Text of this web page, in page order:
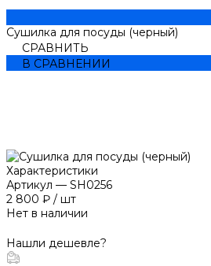
Сушилка для посуды (черный)
СРАВНИТЬ
В СРАВНЕНИИ
Характеристики
Артикул — SH0256
2 800 ₽ / шт
Нет в наличии
Нашли дешевле?